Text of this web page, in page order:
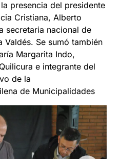
presencia del presidente
Cristiana, Alberto
secretaria nacional de
Valdés. Se sumó también
Margarita Indo,
e integrante del
de la
de Municipalidades